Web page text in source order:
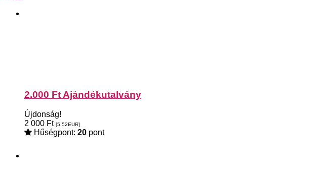
2.000 Ft Ajándékutalvány
Újdonság!
2 000 Ft [5.52EUR]
Hűségpont: 20 pont